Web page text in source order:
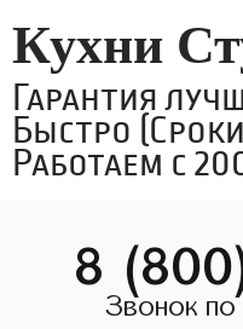
Кухни
Гарантия
Быстро
Работаем с
8
Звонок по